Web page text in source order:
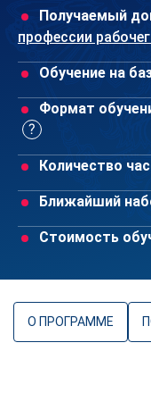
Получаемый
профессии
Обучение на
Формат
Количество
Ближайший
Стоимость
О ПРОГРАММЕ